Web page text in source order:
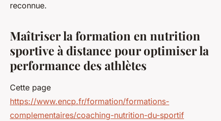
reconnue.
Maîtriser la formation en nutrition
sportive à distance pour optimiser la
performance des athlètes
Cette page
https://www.encp.fr/formation/formations-
complementaires/coaching-nutrition-du-sportif